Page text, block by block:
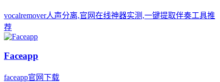
vocalremover人声分离,官网在线神器实测,一键提取伴奏工具推
荐
Faceapp
faceapp官网下载